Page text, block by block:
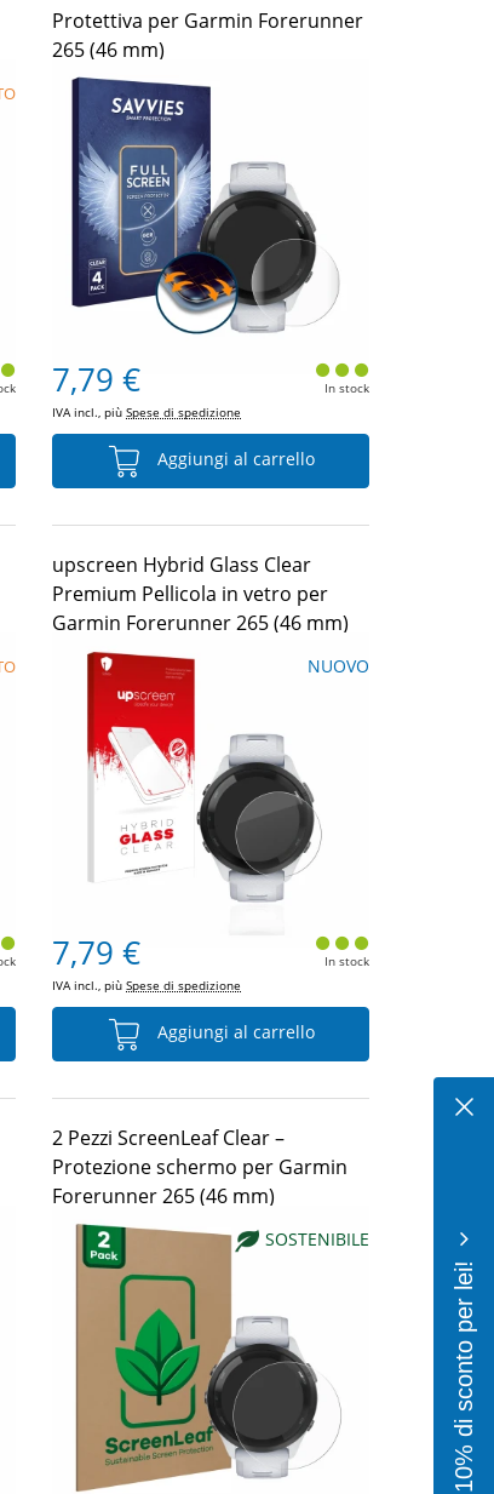
Protettiva per Garmin Forerunner
265 (46 mm)
7,79 €
IVA incl., piùSpese di spedizione
In stock
Aggiungi al carrello
upscreen Hybrid Glass Clear
Premium Pellicola in vetro per
Garmin Forerunner 265 (46 mm)
NUOVO
7,79 €
IVA incl., piùSpese di spedizione
In stock
Aggiungi al carrello
2 Pezzi ScreenLeaf Clear –
Protezione schermo per Garmin
Forerunner 265 (46 mm)
SOSTENIBILE
10% di sconto per lei!